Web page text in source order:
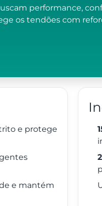
performance,
os tendões com
e protege
e mantém